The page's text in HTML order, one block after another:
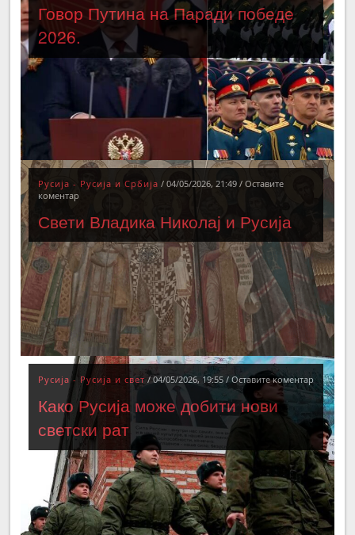
Говор Путина на Паради победе
2026.
Русија - Русија и Србија / 04/05/2026, 21:49 / Оставите
коментар
Свети Владика Николај и Русија
Русија - Русија и свет / 04/05/2026, 19:55 / Оставите коментар
Како Русија може добити нови
светски рат